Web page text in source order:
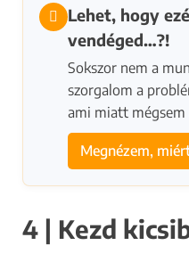
Lehet, hogy
vendéged…?!
Sokszor nem a
szorgalom a
ami miatt mégsem
Megnézem,
4 | Kezd